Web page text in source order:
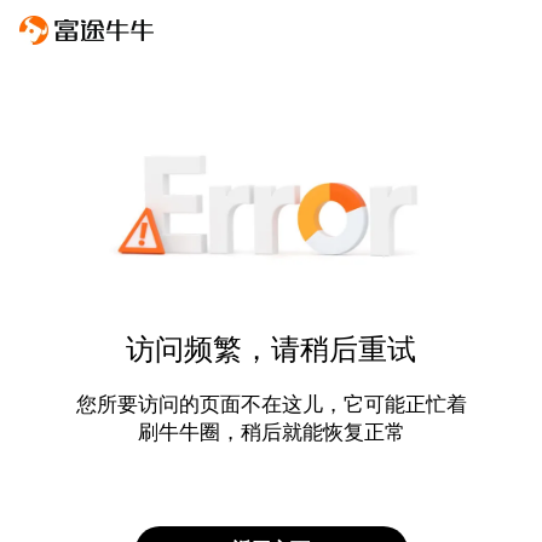
访问频繁，请稍后重试
您所要访问的页面不在这儿，它可能正忙着
刷牛牛圈，稍后就能恢复正常